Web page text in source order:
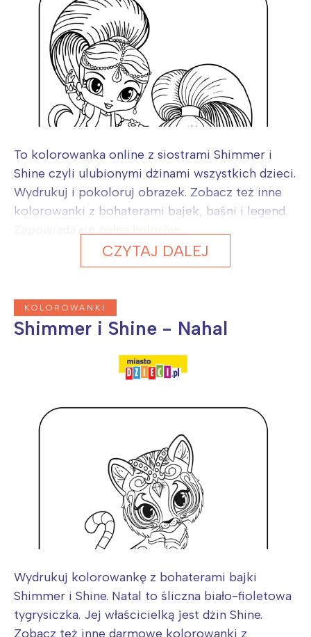
To kolorowanka online z siostrami Shimmer i
Shine czyli ulubionymi dżinami wszystkich dzieci.
Wydrukuj i pokoloruj obrazek. Zobacz też inne
kolorowanki z bohaterami bajek, baśni i legend.
CZYTAJ DALEJ
KOLOROWANKI
Shimmer i Shine - Nahal
Wydrukuj kolorowankę z bohaterami bajki
Shimmer i Shine. Natal to śliczna biało-fioletowa
tygrysiczka. Jej właścicielką jest dżin Shine.
Zobacz też inne darmowe kolorowanki z